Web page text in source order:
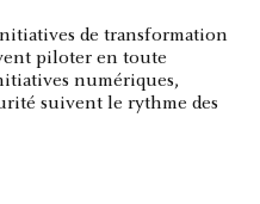
de transformation
piloter en toute
numériques,
suivent le rythme des